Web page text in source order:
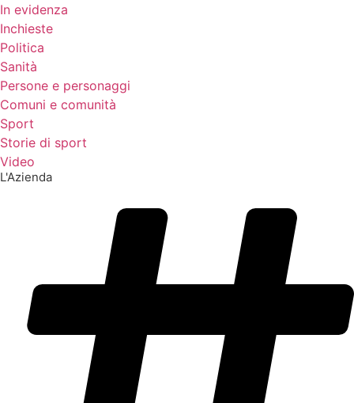
In evidenza
Inchieste
Politica
Sanità
Persone e personaggi
Comuni e comunità
Sport
Storie di sport
Video
L'Azienda